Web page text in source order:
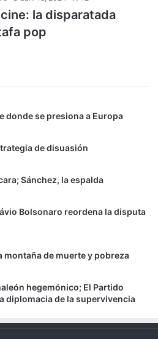
la disparatada
pop
donde se presiona a Europa
de disuasión
Sánchez, la espalda
Bolsonaro reordena la disputa
montaña de muerte y pobreza
hegemónico; El Partido
diplomacia de la supervivencia